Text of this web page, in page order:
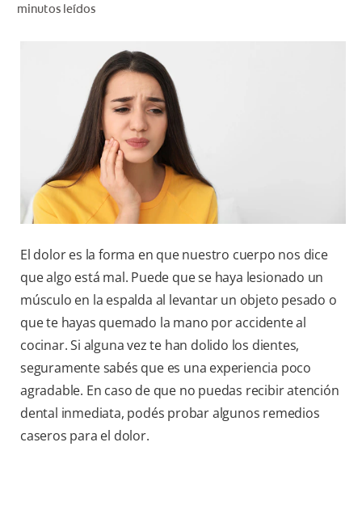
minutos leídos
El dolor es la forma en que nuestro cuerpo nos dice
que algo está mal. Puede que se haya lesionado un
músculo en la espalda al levantar un objeto pesado o
que te hayas quemado la mano por accidente al
cocinar. Si alguna vez te han dolido los dientes,
seguramente sabés que es una experiencia poco
agradable. En caso de que no puedas recibir atención
dental inmediata, podés probar algunos remedios
caseros para el dolor.